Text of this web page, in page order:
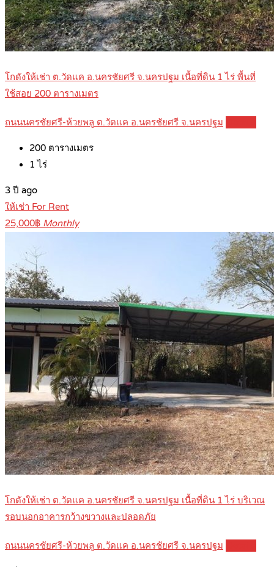
โกดังให้เช่า ต.วัดแค อ.นครชัยศรี จ.นครปฐม เนื้อที่ดิน 1 ไร่ พื้นที่
ใช้สอย 200 ตารางเมตร
ถนนนครชัยศรี-ห้วยพลู ต.วัดแค อ.นครชัยศรี จ.นครปฐม
200 ตารางเมตร
1 ไร่
3 ปี ago
ให้เช่า For Rent
25,000฿ Monthly
โกดังให้เช่า ต.วัดแค อ.นครชัยศรี จ.นครปฐม เนื้อที่ดิน 1 ไร่ บริเวณ
รอบนอกอาคารกว้างขวางและปลอดภัย
ถนนนครชัยศรี-ห้วยพลู ต.วัดแค อ.นครชัยศรี จ.นครปฐม